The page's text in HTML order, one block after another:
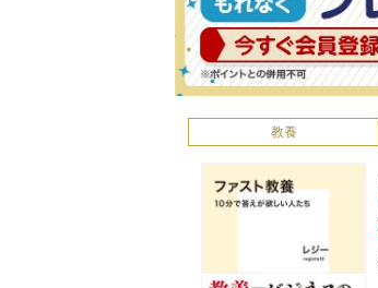
教養